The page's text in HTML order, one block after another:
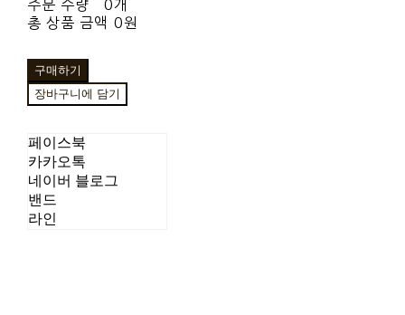
주문 수량
0개
총 상품 금액 0원
구매하기
장바구니에 담기
페이스북
카카오톡
네이버 블로그
밴드
라인